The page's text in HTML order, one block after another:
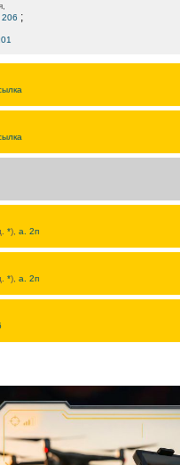
206 ;
*), а. 2п
*), а. 2п